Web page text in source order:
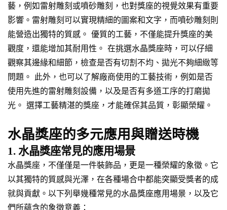
藝，例如雷射雕刻或噴砂雕刻，也對獎座的視覺效果有重要
影響。雷射雕刻可以實現精細的圖案和文字，而噴砂雕刻則
能營造出獨特的質感。 優質的工藝，不僅能提升獎座的美
觀度，還能增加其耐用性。 在挑選水晶獎座時，可以仔細
觀察其邊緣和細節，檢查是否有切割不均、拋光不夠細緻等
問題。 此外，也可以了解廠商使用的工藝技術，例如是否
使用先進的雷射雕刻設備，以及是否有多道工序的打磨拋
光。 選擇工藝精湛的獎座，才能確保其品質，彰顯榮耀。
水晶獎座的多元應用與贈送時機
1. 水晶獎座常見的應用場景
水晶獎座，不僅僅是一件裝飾品，更是一種榮耀的象徵。它
以其獨特的質感與光澤，在各種場合中都能突顯受獎者的成
就與貢獻。以下列舉幾種常見的水晶獎座應用場景，以及它
們所蘊含的象徵意義：